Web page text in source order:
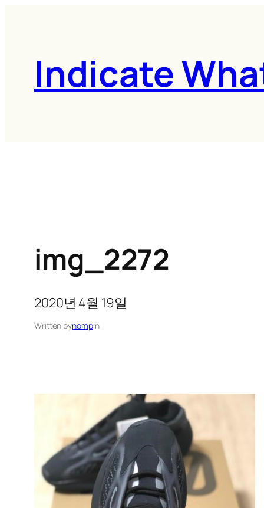
Indicate
img_2272
2020년 4월 19일
Written bynompin